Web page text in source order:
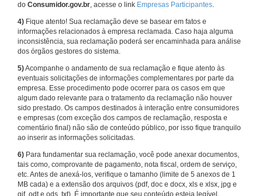
do Consumidor.gov.br, acesse o link Empresas Participantes.
4) Fique atento! Sua reclamação deve se basear em fatos e
informações relacionados à empresa reclamada. Caso haja alguma
inconsistência, sua reclamação poderá ser encaminhada para análise
dos órgãos gestores do sistema.
5)Acompanhe o andamento de sua reclamação e fique atento às
eventuais solicitações de informações complementares por parte da
empresa. Esse procedimento pode ocorrer para os casos em que
algum dado relevante para o tratamento da reclamação não houver
sido prestado. Os campos destinados à interação entre consumidores
e empresas (com exceção dos campos de reclamação, resposta e
comentário final) não são de conteúdo público, por isso fique tranquilo
ao inserir as informações solicitadas.
6) Para fundamentar sua reclamação, você pode anexar documentos,
tais como, comprovante de pagamento, nota fiscal, ordem de serviço,
etc. Antes de anexá-los, verifique o tamanho (limite de 5 anexos de 1
MB cada) e a extensão dos arquivos (pdf, doc e docx, xls e xlsx, jpg e